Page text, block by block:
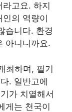
고요. 하지
의 역량이
습니다. 환경
아니니까요.
최하며, 필기
. 일반고에
가 치열해서
게는 천국이